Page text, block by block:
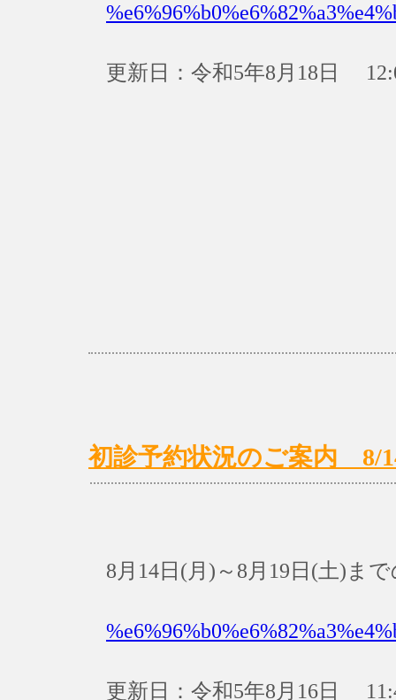
更新日：令和5年8月18日
初診予約状況のご案内 8/
8月14日(月)～8月19日(土)ま
更新日：令和5年8月16日